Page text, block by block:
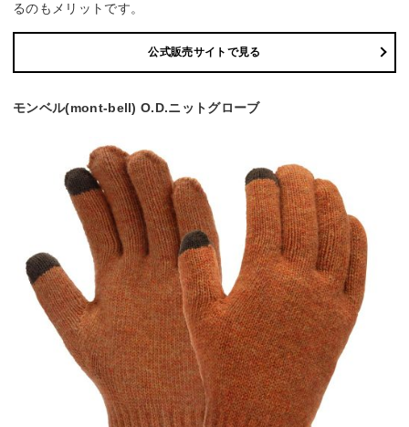
るのもメリットです。
公式販売サイトで見る
モンベル(mont-bell) O.D.ニットグローブ